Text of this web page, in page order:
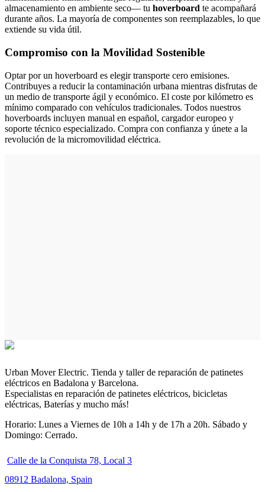
almacenamiento en ambiente seco— tu hoverboard te acompañará
durante años. La mayoría de componentes son reemplazables, lo que
extiende su vida útil.
Compromiso con la Movilidad Sostenible
Optar por un hoverboard es elegir transporte cero emisiones.
Contribuyes a reducir la contaminación urbana mientras disfrutas de
un medio de transporte ágil y económico. El coste por kilómetro es
mínimo comparado con vehículos tradicionales. Todos nuestros
hoverboards incluyen manual en español, cargador europeo y
soporte técnico especializado. Compra con confianza y únete a la
revolución de la micromovilidad eléctrica.
Urban Mover Electric. Tienda y taller de reparación de patinetes
eléctricos en Badalona y Barcelona.
Especialistas en reparación de patinetes eléctricos, bicicletas
eléctricas, Baterías y mucho más!
Horario: Lunes a Viernes de 10h a 14h y de 17h a 20h. Sábado y
Domingo: Cerrado.
Calle de la Conquista 78, Local 3
08912 Badalona, Spain